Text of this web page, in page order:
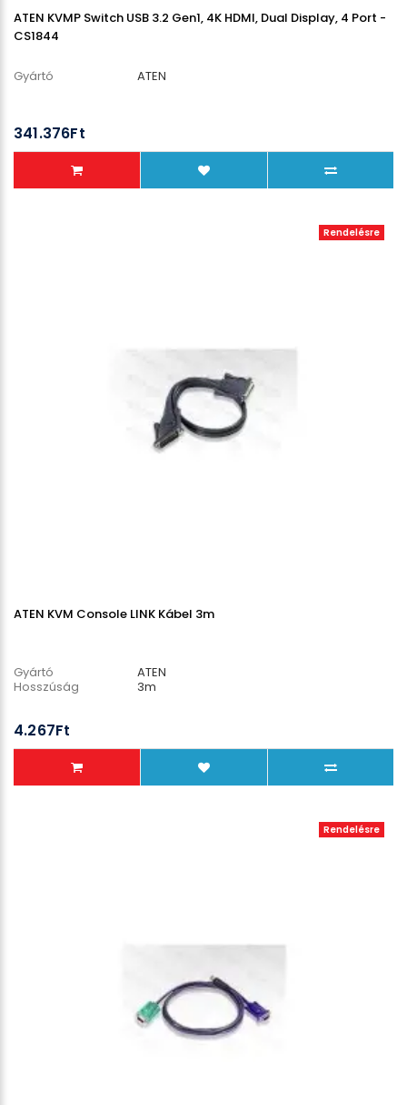
ATEN KVMP Switch USB 3.2 Gen1, 4K HDMI, Dual Display, 4 Port -
CS1844
Gyártó ATEN
341.376Ft
Rendelésre
ATEN KVM Console LINK Kábel 3m
Gyártó
ATEN
Hosszúság
3m
4.267Ft
Rendelésre